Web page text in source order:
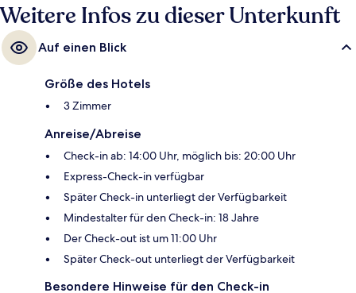
Weitere Infos zu dieser Unterkunft
Auf einen Blick
Größe des Hotels
3 Zimmer
Anreise/Abreise
Check-in ab: 14:00 Uhr, möglich bis: 20:00 Uhr
Express-Check-in verfügbar
Später Check-in unterliegt der Verfügbarkeit
Mindestalter für den Check-in: 18 Jahre
Der Check-out ist um 11:00 Uhr
Später Check-out unterliegt der Verfügbarkeit
Besondere Hinweise für den Check-in